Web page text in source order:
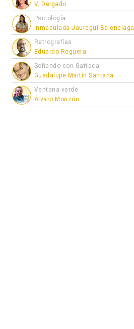
V. Delgado
Psicología
Inmaculada Jauregui Balenciaga
Retrografías
Eduardo Reguera
Soñando con Gattaca
Guadalupe Martín Santana
Ventana verde
Álvaro Monzón